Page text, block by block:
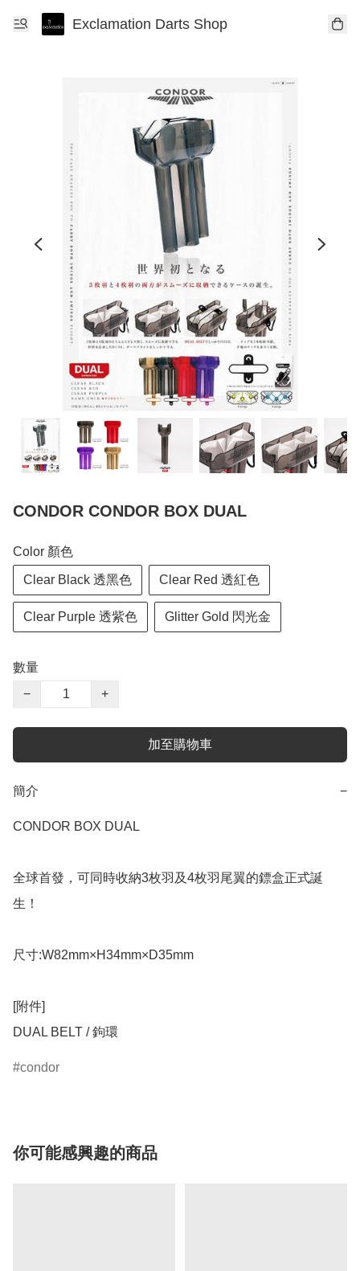
Exclamation Darts Shop
CONDOR CONDOR BOX DUAL
Color 顏色
Clear Black 透黑色 Clear Red 透紅色
Clear Purple 透紫色 Glitter Gold 閃光金
數量
−
+
加至購物車
簡介 −
CONDOR BOX DUAL
全球首發，可同時收納3枚羽及4枚羽尾翼的鏢盒正式誕
生！
尺寸:W82mm×H34mm×D35mm
[附件]
DUAL BELT / 鉤環
condor
你可能感興趣的商品